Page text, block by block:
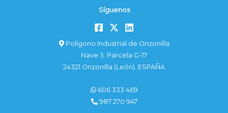
Síguenos
Polígono Industrial de Onzonilla
Nave 3. Parcela G-17
24321 Onzonilla (León). ESPAÑA
606 333 469
987 270 947